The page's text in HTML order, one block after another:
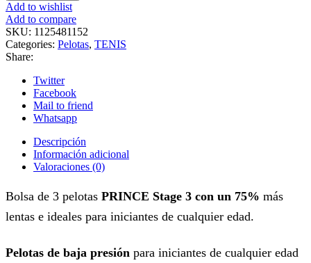
Add to wishlist
Add to compare
SKU: 1125481152
Categories: Pelotas, TENIS
Share:
Twitter
Facebook
Mail to friend
Whatsapp
Descripción
Información adicional
Valoraciones (0)
Bolsa de 3 pelotas PRINCE Stage 3 con un 75% más
lentas e ideales para iniciantes de cualquier edad.
Pelotas de baja presión para iniciantes de cualquier edad